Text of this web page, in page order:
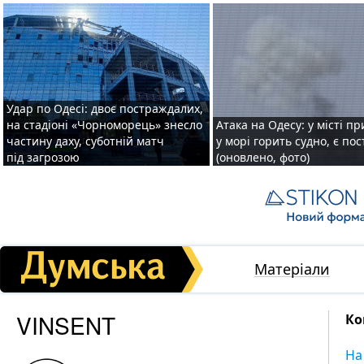
Удар по Одесі: двоє постраждалих,
на стадіоні «Чорноморець» знесло
частину даху, суботній матч
під загрозою
Атака на Одесу: у місті
у морі горить судно, є
(оновлено, фото)
Матеріали
VINSENT